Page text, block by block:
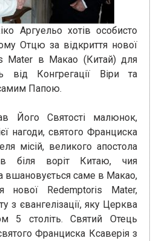
Аргуельо хотів особисто
Отцю за відкриття нової
Mater в Макао (Китай) для
від Конгрегації Віри та
Папою.
Його Святості малюнок,
нагоди, святого Франциска
місій, великого апостола
біля воріт Китаю, чия
вшановується саме в Макао,
нової Redemptoris Mater,
з євангелізації, яку Церква
5 століть. Святий Отець
Франциска Ксаверія з